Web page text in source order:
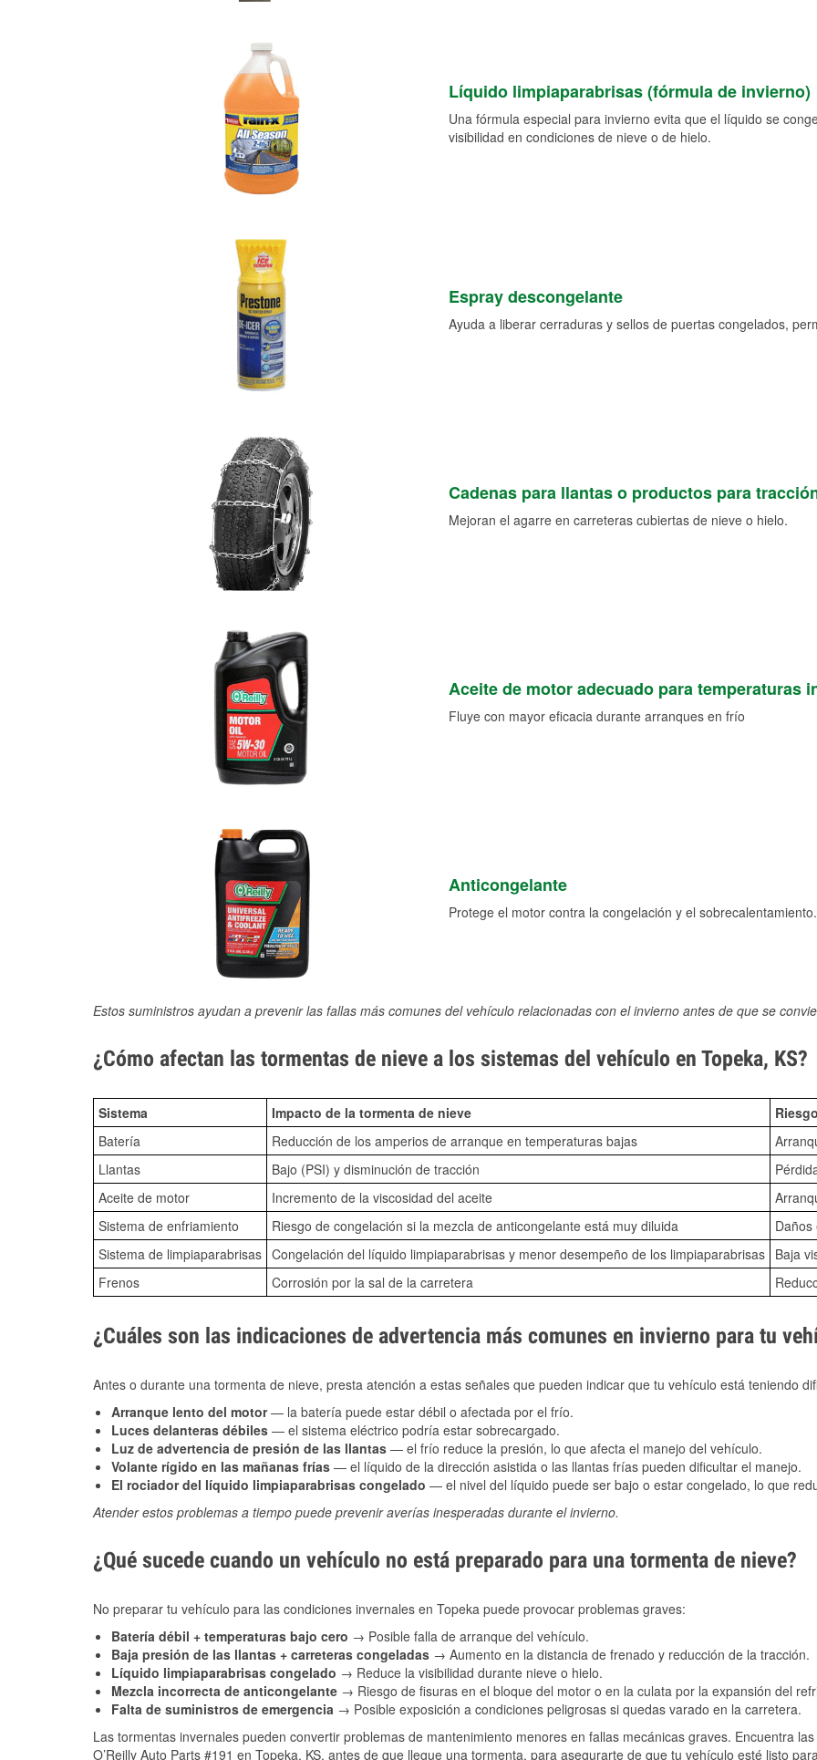
Líquido limpiaparabrisas (fórmula de invierno)
Una fórmula especial para invierno evita que el líquido se
visibilidad en condiciones de nieve o de hielo.
Espray descongelante
Ayuda a liberar cerraduras y sellos de puertas congelados,
Cadenas para llantas o productos para
Mejoran el agarre en carreteras cubiertas de nieve o hielo.
Aceite de motor adecuado para temperaturas
Fluye con mayor eficacia durante arranques en frío
Anticongelante
Protege el motor contra la congelación y el sobrecalentamiento.
Estos suministros ayudan a prevenir las fallas más comunes del vehículo relacionadas con el invierno antes de que se
¿Cómo afectan las tormentas de nieve a los sistemas del vehículo en Topeka, KS?
Sistema Impacto de la tormenta de nieve
Batería
Reducción de los amperios de arranque en temperaturas bajas
Llantas
Bajo (PSI) y disminución de tracción
Aceite de motor
Incremento de la viscosidad del aceite
Sistema de enfriamiento
Riesgo de congelación si la mezcla de anticongelante está muy diluida
Sistema de limpiaparabrisas Congelación del líquido limpiaparabrisas y menor desempeño de los limpiaparabrisas Baja
Frenos
Corrosión por la sal de la carretera
¿Cuáles son las indicaciones de advertencia más comunes en invierno para tu
Antes o durante una tormenta de nieve, presta atención a estas señales que pueden indicar que tu vehículo está teniendo
Arranque lento del motor— la batería puede estar débil o afectada por el frío.
Luces delanteras débiles — el sistema eléctrico podría estar sobrecargado.
Luz de advertencia de presión de las llantas — el frío reduce la presión, lo que afecta el manejo del vehículo.
Volante rígido en las mañanas frías — el líquido de la dirección asistida o las llantas frías pueden dificultar el manejo.
El rociador del líquido limpiaparabrisas congelado — el nivel del líquido puede ser bajo o estar congelado, lo que
Atender estos problemas a tiempo puede prevenir averías inesperadas durante el invierno.
¿Qué sucede cuando un vehículo no está preparado para una tormenta de nieve?
No preparar tu vehículo para las condiciones invernales en Topeka puede provocar problemas graves:
Batería débil + temperaturas bajo cero → Posible falla de arranque del vehículo.
Baja presión de las llantas + carreteras congeladas → Aumento en la distancia de frenado y reducción de la tracción.
Líquido limpiaparabrisas congelado → Reduce la visibilidad durante nieve o hielo.
Mezcla incorrecta de anticongelante → Riesgo de fisuras en el bloque del motor o en la culata por la expansión del
Falta de suministros de emergencia → Posible exposición a condiciones peligrosas si quedas varado en la carretera.
Las tormentas invernales pueden convertir problemas de mantenimiento menores en fallas mecánicas graves. Encuentra
O’Reilly Auto Parts #191 en Topeka, KS, antes de que llegue una tormenta, para asegurarte de que tu vehículo esté listo